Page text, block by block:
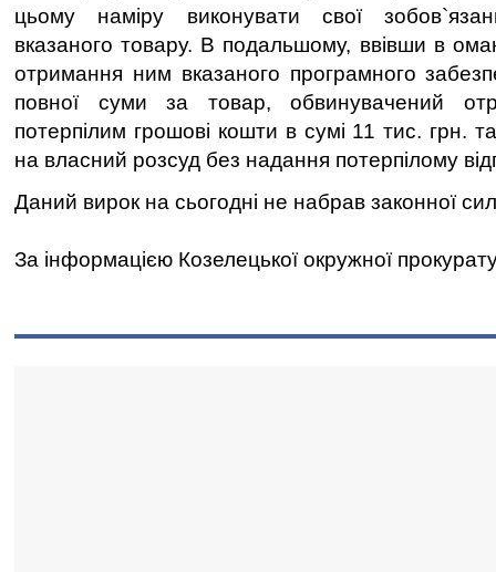
цьому наміру виконувати свої
вказаного товару. В подальшому, ввівши в
отримання ним вказаного програмного
повної суми за товар, обвинувачений
потерпілим грошові кошти в сумі 11 тис. грн.
на власний розсуд без надання потерпілому
Даний вирок на сьогодні не набрав законної
За інформацією Козелецької окружної